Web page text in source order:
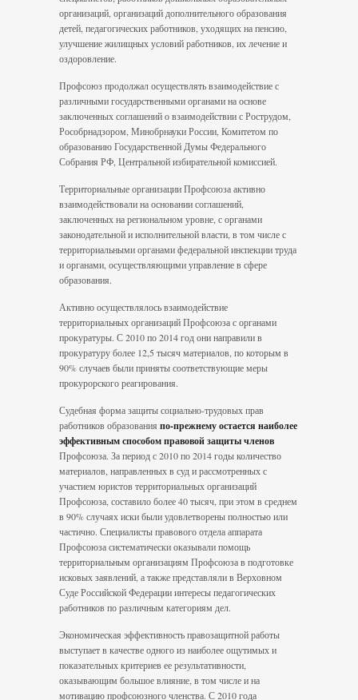
организаций, организаций дополнительного образования
детей, педагогических работников, уходящих на пенсию,
улучшение жилищных условий работников, их лечение и
оздоровление.
Профсоюз продолжал осуществлять взаимодействие с
различными государственными органами на основе
заключенных соглашений о взаимодействии с Рострудом,
Рособрнадзором, Минобрнауки России, Комитетом по
образованию Государственной Думы Федерального
Собрания РФ, Центральной избирательной комиссией.
Территориальные организации Профсоюза активно
взаимодействовали на основании соглашений,
заключенных на региональном уровне, с органами
законодательной и исполнительной власти, в том числе с
территориальными органами федеральной инспекции труда
и органами, осуществляющими управление в сфере
образования.
Активно осуществлялось взаимодействие
территориальных организаций Профсоюза с органами
прокуратуры. С 2010 по 2014 год они направили в
прокуратуру более 12,5 тысяч материалов, по которым в
90% случаев были приняты соответствующие меры
прокурорского реагирования.
Судебная форма защиты социально-трудовых прав
работников образованияпо-прежнему остается наиболее
эффективным способом правовой защиты членов
Профсоюза. За период с 2010 по 2014 годы количество
материалов, направленных в суд и рассмотренных с
участием юристов территориальных организаций
Профсоюза, составило более 40 тысяч, при этом в среднем
в 90% случаях иски были удовлетворены полностью или
частично. Специалисты правового отдела аппарата
Профсоюза систематически оказывали помощь
территориальным организациям Профсоюза в подготовке
исковых заявлений, а также представляли в Верховном
Суде Российской Федерации интересы педагогических
работников по различным категориям дел.
Экономическая эффективность правозащитной работы
выступает в качестве одного из наиболее ощутимых и
показательных критериев ее результативности,
оказывающим большое влияние, в том числе и на
мотивацию профсоюзного членства. С 2010 года